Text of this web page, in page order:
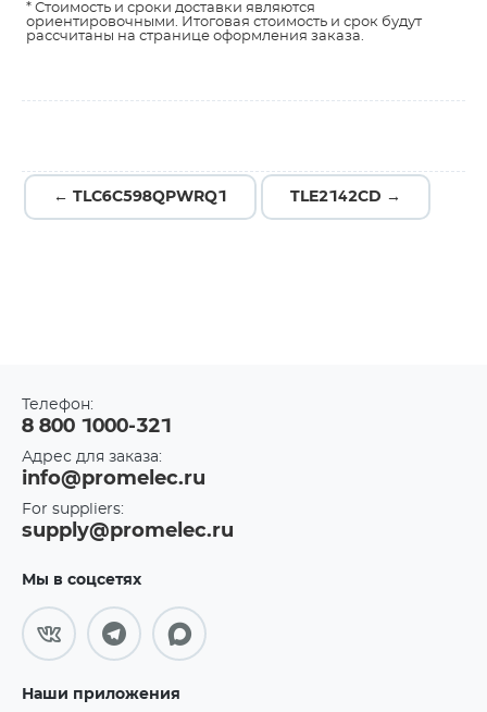
* Стоимость и сроки доставки являются
ориентировочными. Итоговая стоимость и срок будут
рассчитаны на странице оформления заказа.
← TLC6C598QPWRQ1 TLE2142CD →
Телефон:
8 800 1000-321
Адрес для заказа:
info@promelec.ru
For suppliers:
supply@promelec.ru
Мы в соцсетях
Наши приложения